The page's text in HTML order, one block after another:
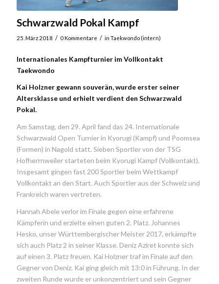
Schwarzwald Pokal Kampf
25. März 2018 / 0 Kommentare / in Taekwondo (intern)
Internationales Kampfturnier im Vollkontakt
Taekwondo
Kai Holzner gewann souverän, wurde erster seiner
Altersklasse und erhielt verdient den Schwarzwald
Pokal.
Am Samstag, den 29. April fand das 24. Internationale
Schwarzwald Open Turnier in Kyorugi (Kampf) und Poomsea
(Formen) in Nagold statt. Sieben Sportler von der TSG
Hofherrnweiler starteten beim Kyorugi Kampf (Vollkontakt).
Insgesamt gingen fast 200 Sportler beim Wettkampf
Vollkontakt an den Start. Auch Sportler aus der Schweiz und
Frankreich waren vertreten.
Hannah Abele verlor im Finale gegen eine erfahrene
Kämpferin und erzielte einen guten 2. Platz. Johannes
Hesko, unser Württembergischer Meister 2017, erkämpfte
sich auch Platz 2 in seiner Klasse. Deniz Aziret konnte sich
auf einen 3. Platz freuen. Kai Holzner traf im Finale auf den
Gegner von Deniz. Kai ging gleich mit 13:0 in Führung. In der
zweiten Runde wurde er unkonzentriert und sein Gegner